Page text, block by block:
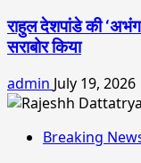
राहुल देशपांडे की
सराबोर किया
admin July 19, 2026
Breaking